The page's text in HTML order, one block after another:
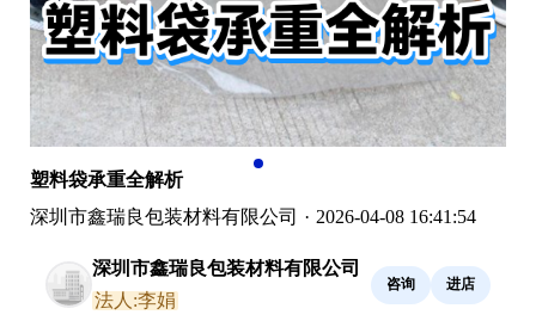
塑料袋承重全解析
深圳市鑫瑞良包装材料有限公司 · 2026-04-08 16:41:54
深圳市鑫瑞良包装材料有限公司
法人:李娟
咨询 进店